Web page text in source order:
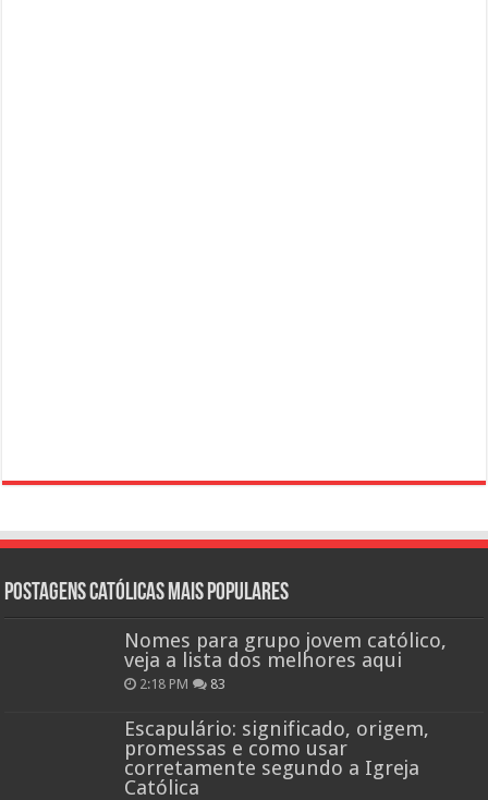
Postagens católicas mais Populares
Nomes para grupo jovem católico,
veja a lista dos melhores aqui
2:18 PM 83
Escapulário: significado, origem,
promessas e como usar
corretamente segundo a Igreja
Católica